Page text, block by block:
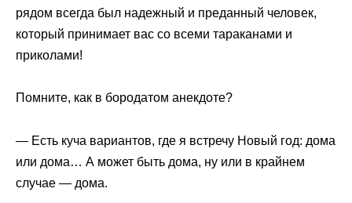
рядом всегда был надежный и преданный человек,
который принимает вас со всеми тараканами и
приколами!
Помните, как в бородатом анекдоте?
— Есть куча вариантов, где я встречу Новый год: дома
или дома… А может быть дома, ну или в крайнем
случае — дома.